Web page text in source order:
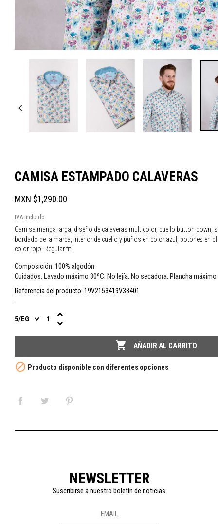

CAMISA ESTAMPADO CALAVERAS
MXN $1,290.00
IVA incluido
Camisa manga larga, diseño de calaveras multicolor, cuello button down,
bordado de la marca, interior de cuello y puños en color azul, botones en
color rojo. Regular fit.
Composición: 100% algodón
Cuidados: Lavado máximo 30ºC. No lejía. No secadora. Plancha máximo
Referencia del producto: 19V2153419V38401
 AÑADIR AL CARRITO
 Producto disponible con diferentes opciones
NEWSLETTER
Suscribirse a nuestro boletín de noticias